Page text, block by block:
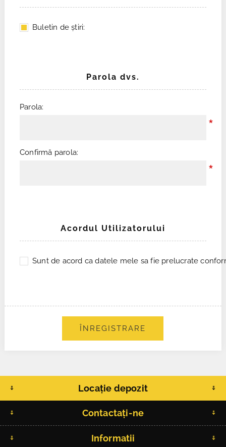
Buletin de ştiri:
Parola dvs.
Parola:
*
Confirmă parola:
*
Acordul Utilizatorului
Sunt de acord ca datele mele sa fie prelucrate
ÎNREGISTRARE
Locație depozit
Contactați-ne
Informatii